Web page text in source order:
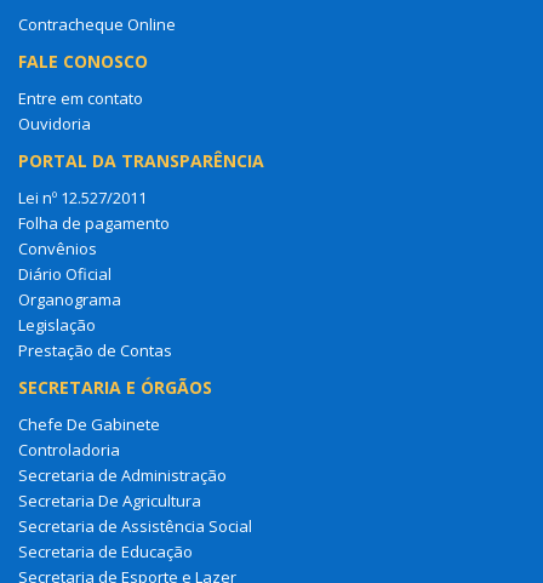
Contracheque Online
FALE CONOSCO
Entre em contato
Ouvidoria
PORTAL DA TRANSPARÊNCIA
Lei nº 12.527/2011
Folha de pagamento
Convênios
Diário Oficial
Organograma
Legislação
Prestação de Contas
SECRETARIA E ÓRGÃOS
Chefe De Gabinete
Controladoria
Secretaria de Administração
Secretaria De Agricultura
Secretaria de Assistência Social
Secretaria de Educação
Secretaria de Esporte e Lazer